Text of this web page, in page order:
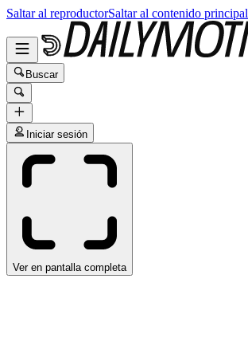
Saltar al reproductorSaltar al contenido principal
Buscar
Iniciar sesión
Ver en pantalla completa